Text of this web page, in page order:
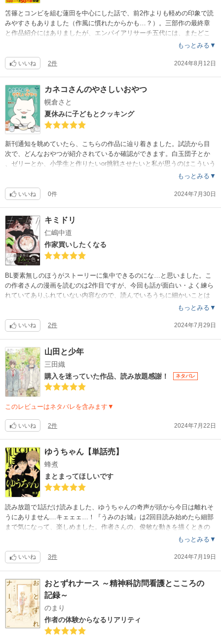
笘篠とコンビを組む蓮田を中心にした話で、前2作よりも軽めの印象で読
みやすさもありました（作風に慣れたからかも…？）。三部作の最終章
と作品紹介にはありましたが、エンパイアリサーチ五代には、またどこ
もっとみる▼
いいね 2件 2024年8月12日
カネコさんのやさしいおやつ
幌倉さと
夏休みに子どもとクッキング
新刊通知を眺めていたら、こちらの作品に辿り着きました。試読から目
次で、どんなおやつが紹介されているか確認ができます。白玉団子とか
、ゼリーとか、小学生と作りたいor挑戦させたいと私が思うのはこういう
おやつです！子どもに読ませたいクッキング漫画。理想のカフェでもあ
が見やすく微笑ましいです?（総140ページ・読み放題）
もっとみる▼
いいね 0件 2024年7月30日
キミドリ
仁嶋中道
作家買いしたくなる
BL要素無しのほうがストーリーに集中できるのにな…と思いました。こ
の作者さんの漫画を読むのは2作目ですが、今回も話が面白い・よく練ら
れていてありふれていない内容なので、読んでいるうちに細かいことは
気にならなくなりました。家族を描くことがとても上手、好感を持って
もっとみる▼
いいね 2件 2024年7月29日
山田と少年
三田織
購入を迷っていた作品、読み放題感謝！
ネタバレ
このレビューはネタバレを含みます▼
いいね 2件 2024年7月22日
ゆうちゃん【単話売】
蜂煮
まとまってほしいです
読み放題で1話だけ読みました、ゆうちゃんの奇声が頭から今日は離れそ
うにありません…キェェェ…！『うみのお城』は2回目読み始めたら細部
まで気になって、楽しめました。作者さんの、俊敏な動きを描くときの
ダッシュ線（？）がすごく好きです。強烈な1話目でした。今月末で作者
ょうか…読めないなら買うけど、販売終了のお知らせっていつも困惑し
まとまるまで待てない気がします?
もっとみる▼
いいね 3件 2024年7月19日
おとずれナース ～精神科訪問看護とこころの
記録～
のまり
作者の体験からなるリアリティ